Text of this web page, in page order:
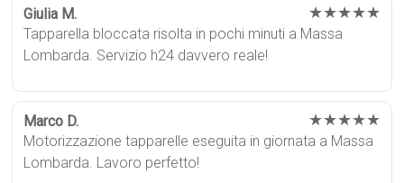
Giulia M. ★★★★★
Tapparella bloccata risolta in pochi minuti a Massa
Lombarda. Servizio h24 davvero reale!
Marco D. ★★★★★
Motorizzazione tapparelle eseguita in giornata a Massa
Lombarda. Lavoro perfetto!